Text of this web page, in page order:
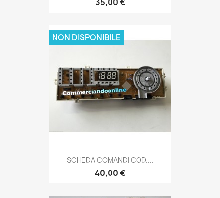
35,00 €
SCHEDA COMANDI COD....
40,00 €
NON DISPONIBILE